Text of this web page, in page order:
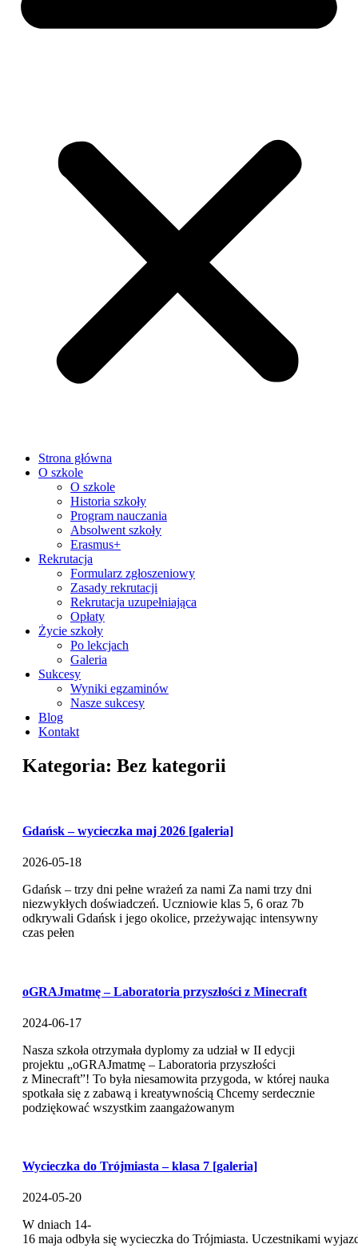
Strona główna
O szkole
O szkole
Historia szkoły
Program nauczania
Absolwent szkoły
Erasmus+
Rekrutacja
Formularz zgłoszeniowy
Zasady rekrutacji
Rekrutacja uzupełniająca
Opłaty
Życie szkoły
Po lekcjach
Galeria
Sukcesy
Wyniki egzaminów
Nasze sukcesy
Blog
Kontakt
Kategoria: Bez kategorii
Gdańsk – wycieczka maj 2026 [galeria]
2026-05-18
Gdańsk – trzy dni pełne wrażeń za nami Za nami trzy dni
niezwykłych doświadczeń. Uczniowie klas 5, 6 oraz 7b
odkrywali Gdańsk i jego okolice, przeżywając intensywny
czas pełen
oGRAJmatmę – Laboratoria przyszłości z Minecraft
2024-06-17
Nasza szkoła otrzymała dyplomy za udział w II edycji
projektu „oGRAJmatmę – Laboratoria przyszłości
z Minecraft”! To była niesamowita przygoda, w której nauka
spotkała się z zabawą i kreatywnością Chcemy serdecznie
podziękować wszystkim zaangażowanym
Wycieczka do Trójmiasta – klasa 7 [galeria]
2024-05-20
W dniach 14-
16 maja odbyła się wycieczka do Trójmiasta. Uczestnikami